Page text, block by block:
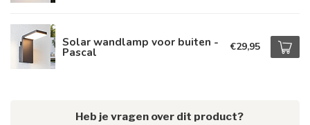
Solar wandlamp voor buiten -
Pascal €29,95
Heb je vragen over dit product?